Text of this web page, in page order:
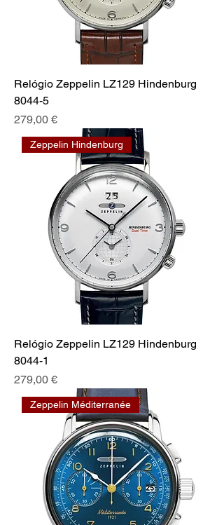
Relógio Zeppelin LZ129 Hindenburg
8044-5
Preis
279,00 €
Zeppelin Hindenburg
Relógio Zeppelin LZ129 Hindenburg
8044-1
Preis
279,00 €
Zeppelin Méditerranée